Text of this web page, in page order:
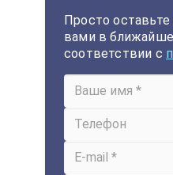
Просто
вами в
соответствии с